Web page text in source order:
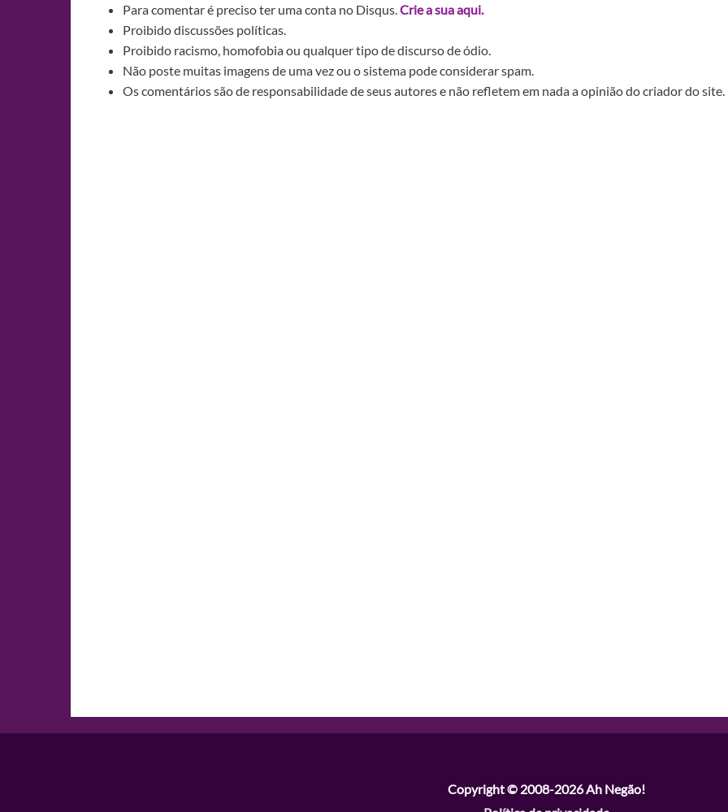
Para comentar é preciso ter uma conta no Disqus.Crie a sua aqui.
Proibido discussões políticas.
Proibido racismo, homofobia ou qualquer tipo de discurso de ódio.
Não poste muitas imagens de uma vez ou o sistema pode considerar spam.
Os comentários são de responsabilidade de seus autores e não refletem em nada a opinião do criador do site.
Copyright © 2008-2026Ah Negão!